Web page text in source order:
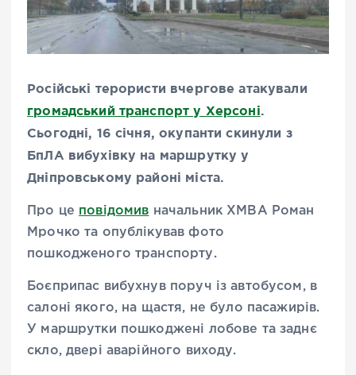
Російські терористи вчергове атакували
громадський транспорт у Херсоні.
Сьогодні, 16 січня, окупанти скинули з
БпЛА вибухівку на маршрутку у
Дніпровському районі міста.
Про це повідомив начальник ХМВА Роман
Мрочко та опублікував фото
пошкодженого транспорту.
Боєприпас вибухнув поруч із автобусом, в
салоні якого, на щастя, не було пасажирів.
У маршрутки пошкоджені лобове та заднє
скло, двері аварійного виходу.